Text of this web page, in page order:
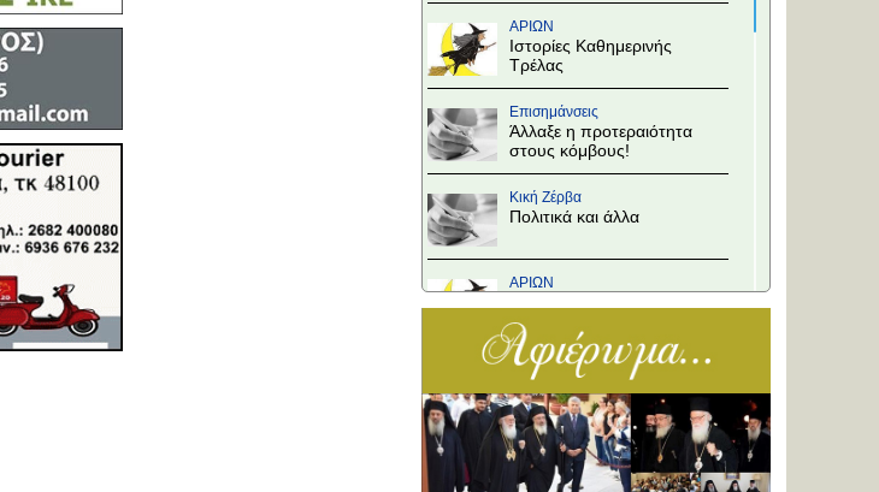
ΑΡΙΩΝ
Ιστορίες Καθημερινής
Τρέλας
Επισημάνσεις
Άλλαξε η προτεραιότητα
στους κόμβους!
Κική Ζέρβα
Πολιτικά και άλλα
ΑΡΙΩΝ
Τρέλας
Επισημάνσεις
αποφασίσει
Κική Ζέρβα
Πολιτικά και άλλα